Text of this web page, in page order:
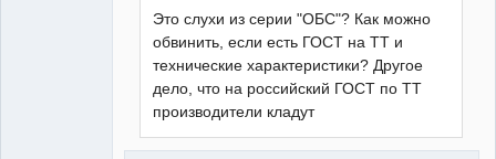
Это слухи из серии "ОБС"? Как можно
обвинить, если есть ГОСТ на ТТ и
технические характеристики? Другое
дело, что на российский ГОСТ по ТТ
производители кладут